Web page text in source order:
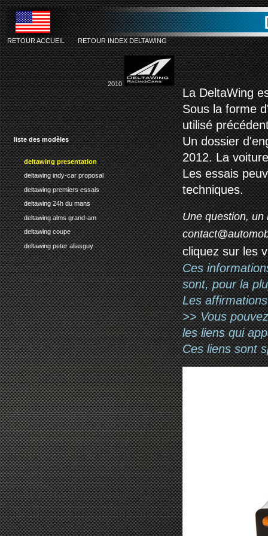
liste des modèles
deltawing presentation
deltawing indy-car proposal
deltawing premiers essais
deltawing 24h du mans
deltawing alms grand-am
deltawing coupe
deltawing peter aliasguy
RETOUR ACCUEIL-RETOUR INDEX DELTAWING
2010
La DeltaWing
Sous la forme
utilisé
Un dossier
2012. La
Les essais
techniques.
Une question, un
cliquez sur les
Ces
sont, pour la
Les
>> Vous
les liens qui
Ces liens sont